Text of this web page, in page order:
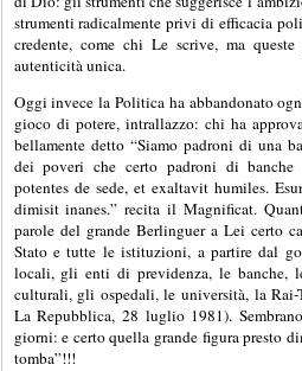
strumenti radicalmente privi di efficacia
credente, come chi Le scrive, ma
autenticità unica.
Oggi invece la Politica ha abbandonato
gioco di potere, intrallazzo: chi ha
bellamente detto “Siamo padroni di una
dei poveri che certo padroni di banche
potentes de sede, et exaltavit humiles.
dimisit inanes.” recita il Magnificat.
parole del grande Berlinguer a Lei certo
Stato e tutte le istituzioni, a partire dal
locali, gli enti di previdenza, le banche,
culturali, gli ospedali, le università, la
La Repubblica, 28 luglio 1981).
giorni: e certo quella grande figura presto
tomba”!!!